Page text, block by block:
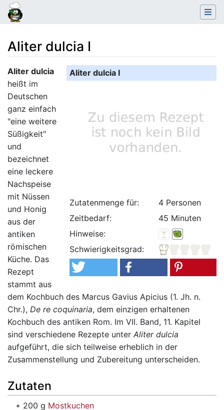
Aliter dulcia I
Wechseln zu: Navigation,Suche
Aliter dulcia I
Zutatenmenge für:
4 Personen
Zeitbedarf:
45 Minuten
Hinweise:
Schwierigkeitsgrad:
Aliter dulcia
heißt im
Deutschen
ganz einfach
"eine weitere
Süßigkeit"
und
bezeichnet
eine leckere
Nachspeise
mit Nüssen
und Honig
aus der
antiken
römischen
Küche. Das
Rezept
stammt aus
dem Kochbuch des Marcus Gavius Apicius (1. Jh. n.
Chr.), De re coquinaria, dem einzigen erhaltenen
Kochbuch des antiken Rom. Im VII. Band, 11. Kapitel
sind verschiedene Rezepte unter Aliter dulcia
aufgeführt, die sich teilweise erheblich in der
Zusammenstellung und Zubereitung unterscheiden.
Zutaten
200 g Mostkuchen